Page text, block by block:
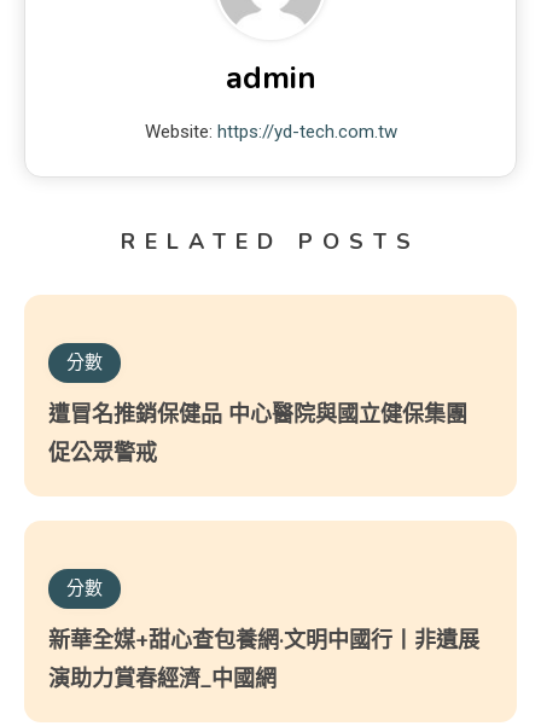
admin
Website: https://yd-tech.com.tw
RELATED POSTS
分數
遭冒名推銷保健品 中心醫院與國立健保集團
促公眾警戒
分數
新華全媒+甜心查包養網·文明中國行丨非遺展
演助力賞春經濟_中國網